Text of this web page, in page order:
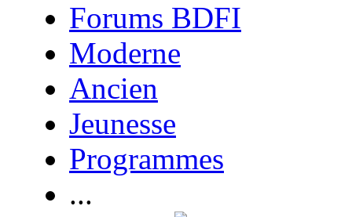
Forums BDFI
Moderne
Ancien
Jeunesse
Programmes
...